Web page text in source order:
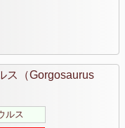
ス（Gorgosaurus
ルス